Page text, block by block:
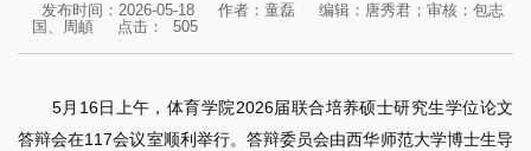
发布时间：2026-05-18 作者：童磊
编辑：唐秀君；审核：包志
国、周頔
点击： 505
5月16日上午，体育学院2026届联合培养硕士研究生学位论文
答辩会在117会议室顺利举行。答辩委员会由西华师范大学博士生导